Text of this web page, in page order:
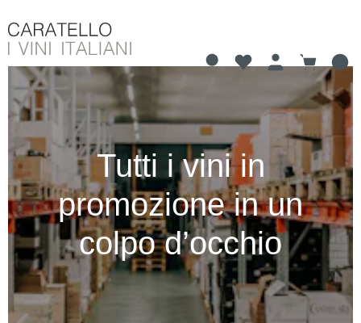
principale Hai 0 articoli nella
Il
Tutti i vini in
promozione in un
colpo d’occhio